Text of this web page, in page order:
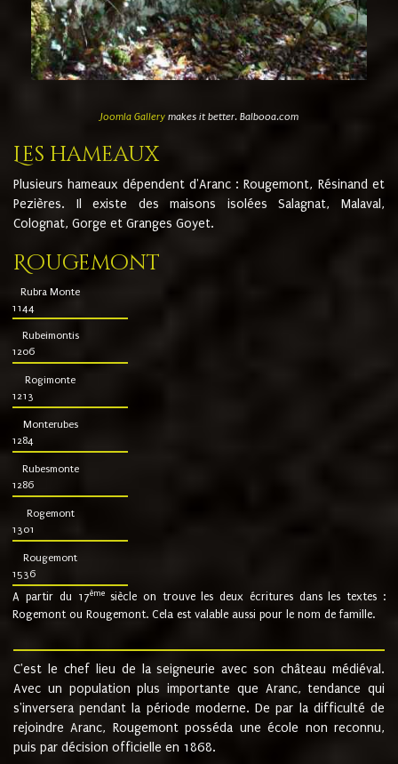
Joomla Gallerymakes it better. Balbooa.com
Les hameaux
Plusieurs hameaux dépendent d'Aranc : Rougemont, Résinand et
Pezières. Il existe des maisons isolées Salagnat, Malaval,
Colognat, Gorge et Granges Goyet.
Rougemont
Rubra Monte
1144
Rubeimontis
1206
Rogimonte
1213
Monterubes
1284
Rubesmonte
1286
Rogemont
1301
Rougemont
1536
A partir du 17ème siècle on trouve les deux écritures dans les textes :
Rogemont ou Rougemont. Cela est valable aussi pour le nom de famille.
C'est le chef lieu de la seigneurie avec son château médiéval.
Avec un population plus importante que Aranc, tendance qui
s'inversera pendant la période moderne. De par la difficulté de
rejoindre Aranc, Rougemont posséda une école non reconnu,
puis par décision officielle en 1868.